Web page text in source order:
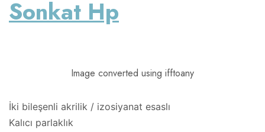
Sonkat Hp
Image converted using ifftoany
İki bileşenli akrilik / izosiyanat esaslı
Kalıcı parlaklık